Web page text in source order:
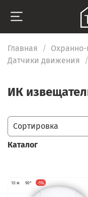
Главная
Датчики движения
ИК
10 м 90° -5%
Каталог